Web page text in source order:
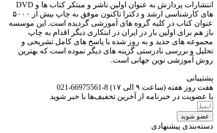
انتشارات پردازش به عنوان اولین ناشر و مبتکر کتاب ها و DVD
های کارشناسی ارشد و دکترا تاکنون موفق به چاپ بیش از ۵۰۰۰
عنوان کتاب در کلیه گروه های آموزشی گردیده است. این موسسه
باز هم برای اولین بار در ایران در ابتکاری دیگر اقدام به چاپ
مجموعه های جدید و به روز شده با پاسخ های کامل تشریحی و
تحلیل و بررسی نادرستی گزینه های دیگر نموده است که بهترین
روش آموزشی نوین جهانی است.
پشتیبانی
هفت روز هفته (ساعت ۹ الی ۱۷) 8-66975561-021
با عضویت در خبرنامه از آخرین تخفیف‌ها با خبر شوید
عضو شوید
دسته‌بندی پیشنهادی